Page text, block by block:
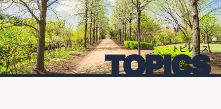
トピックス
TOPICS